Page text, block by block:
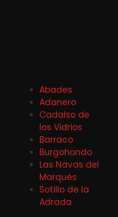
Abades
Adanero
Cadalso de
los Vidrios
Barraco
Burgohondo
Las Navas del
Marqués
Sotillo de la
Adrada